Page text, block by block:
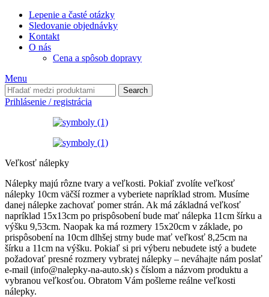
Lepenie a časté otázky
Sledovanie objednávky
Kontakt
O nás
Cena a spôsob dopravy
Menu
Search
Prihlásenie / registrácia
Veľkosť nálepky
Nálepky majú rôzne tvary a veľkosti. Pokiaľ zvolíte veľkosť
nálepky 10cm väčší rozmer a vyberiete napríklad strom. Musíme
danej nálepke zachovať pomer strán. Ak má základná veľkosť
napríklad 15x13cm po prispôsobení bude mať nálepka 11cm šírku a
výšku 9,53cm. Naopak ka má rozmery 15x20cm v základe, po
prispôsobení na 10cm dlhšej strny bude mať veľkosť 8,25cm na
šírku a 11cm na výšku. Pokiaľ si pri výberu nebudete istý a budete
požadovať presné rozmery vybratej nálepky – neváhajte nám poslať
e-mail (info@nalepky-na-auto.sk) s číslom a názvom produktu a
vybranou veľkosťou. Obratom Vám pošleme reálne veľkosti
nálepky.